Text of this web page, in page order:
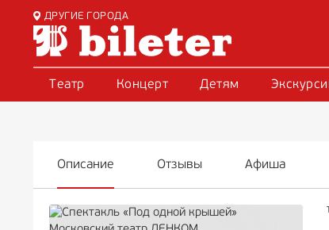
ДРУГИЕ ГОРОДА
Театр Концерт Детям
Описание Отзывы Афиша